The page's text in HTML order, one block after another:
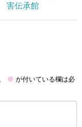
害伝承館
※ が付いている欄は必